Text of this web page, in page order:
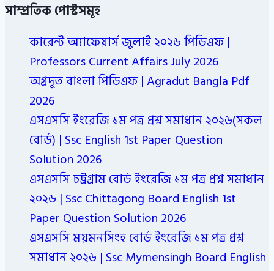
সাম্প্রতিক পোস্টসমূহ
কারেন্ট অ্যাফেয়ার্স জুলাই ২০২৬ পিডিএফ |
Professors Current Affairs July 2026
অগ্রদূত বাংলা পিডিএফ | Agradut Bangla Pdf
2026
এসএসসি ইংরেজি ১ম পত্র প্রশ্ন সমাধান ২০২৬(সকল
বোর্ড) | Ssc English 1st Paper Question
Solution 2026
এসএসসি চট্রগ্রাম বোর্ড ইংরেজি ১ম পত্র প্রশ্ন সমাধান
২০২৬ | Ssc Chittagong Board English 1st
Paper Question Solution 2026
এসএসসি ময়মনসিংহ বোর্ড ইংরেজি ১ম পত্র প্রশ্ন
সমাধান ২০২৬ | Ssc Mymensingh Board English